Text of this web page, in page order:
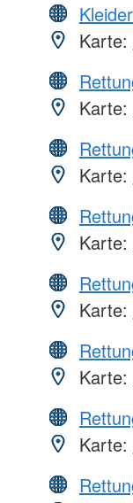
Karte:
Karte:
Karte:
Karte:
Karte:
Karte:
Karte: